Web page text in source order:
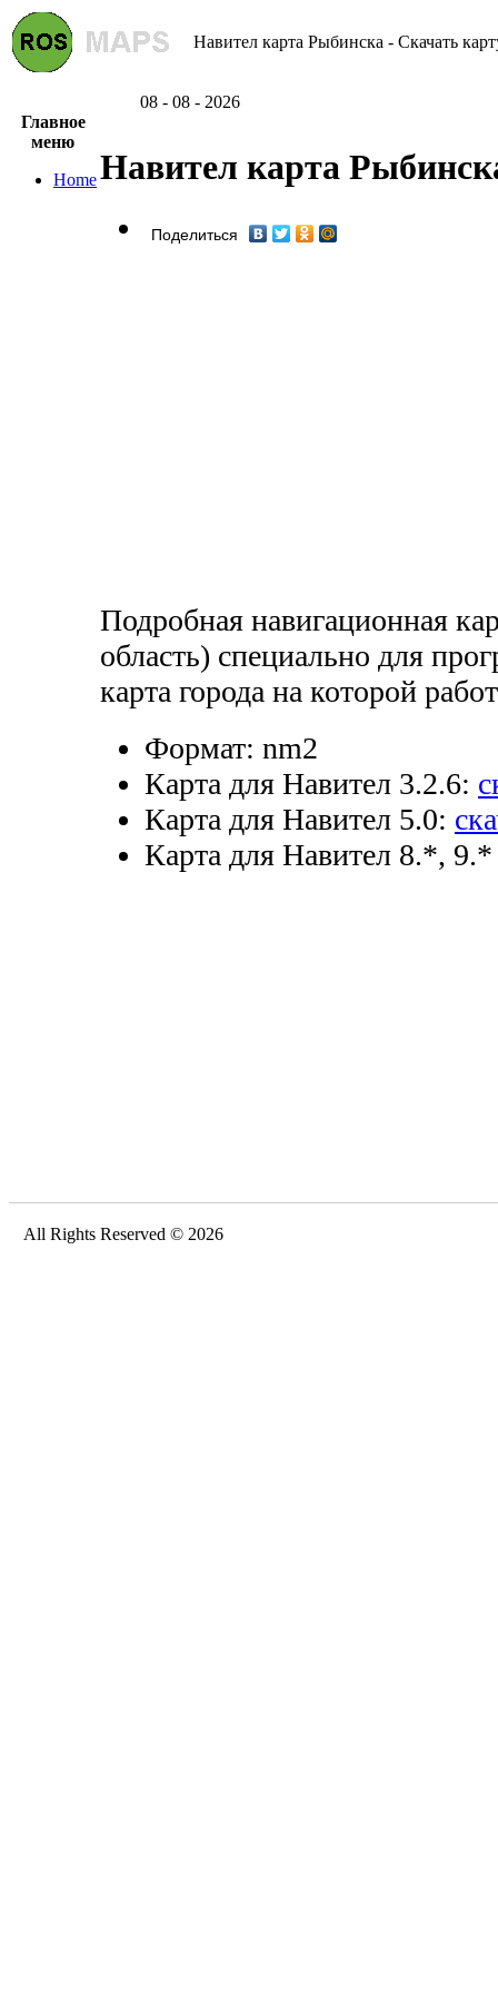
Навител карта Рыбинска - Скачать
08 - 08 - 2026
Главное
меню
HomeНавител карта
Поделиться
Подробная навигационная
область) специально для
карта города на которой
Формат: nm2
Карта для Навител 3.2.6:
Карта для Навител 5.0:
Карта для Навител 8.*,
All Rights Reserved © 2026